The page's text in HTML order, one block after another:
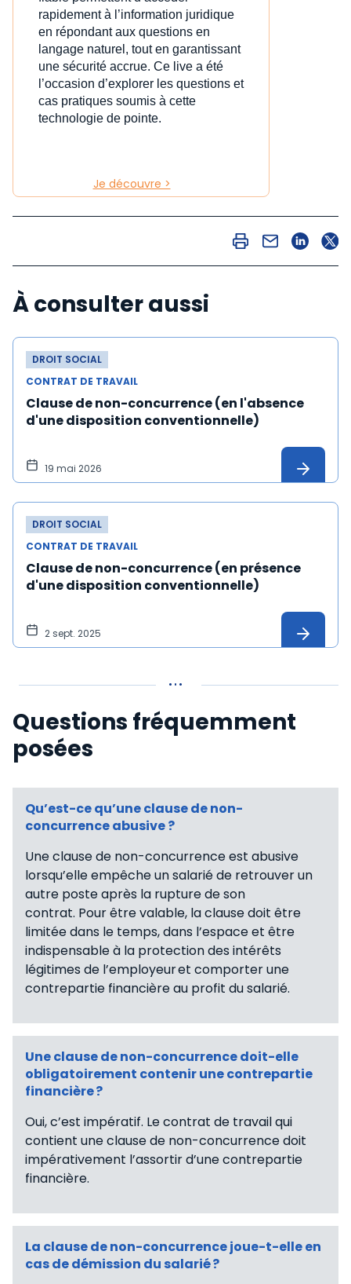
rapidement à l’information juridique
en répondant aux questions en
langage naturel, tout en garantissant
une sécurité accrue. Ce live a été
l’occasion d’explorer les questions et
cas pratiques soumis à cette
technologie de pointe.
Je découvre >
À consulter aussi
DROIT SOCIAL
CONTRAT DE TRAVAIL
Clause de non-concurrence (en l'absence
d'une disposition conventionnelle)
19 mai 2026
DROIT SOCIAL
CONTRAT DE TRAVAIL
Clause de non-concurrence (en présence
d'une disposition conventionnelle)
2 sept. 2025
Questions fréquemment
posées
Qu’est-ce qu’une clause de non-
concurrence abusive ?
Une clause de non-concurrence est abusive
lorsqu’elle empêche un salarié de retrouver un
autre poste après la rupture de son
contrat. Pour être valable, la clause doit être
limitée dans le temps, dans l’espace et être
indispensable à la protection des intérêts
légitimes de l’employeur et comporter une
contrepartie financière au profit du salarié.
Une clause de non-concurrence doit-elle
obligatoirement contenir une contrepartie
financière ?
Oui, c’est impératif. Le contrat de travail qui
contient une clause de non-concurrence doit
impérativement l’assortir d’une contrepartie
financière.
La clause de non-concurrence joue-t-elle en
cas de démission du salarié ?